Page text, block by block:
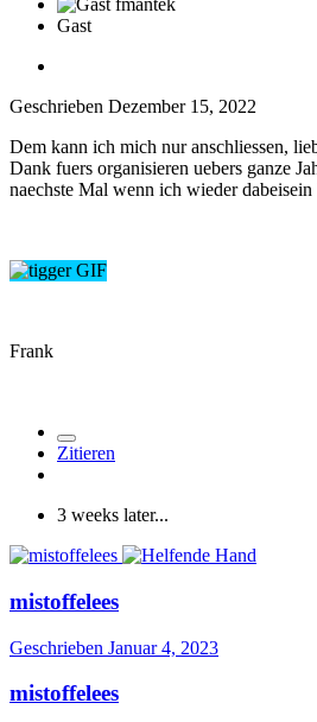
Gast
Geschrieben Dezember 15, 2022
Dem kann ich mich nur anschliessen,
Dank fuers organisieren uebers ganze
naechste Mal wenn ich wieder dabeisein
Frank
Zitieren
3 weeks later...
mistoffelees
Geschrieben Januar 4, 2023
mistoffelees